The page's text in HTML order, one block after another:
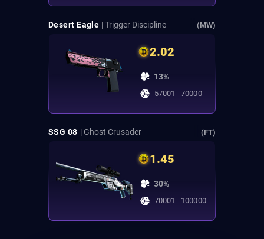
Desert Eagle | Trigger Discipline (MW)
2.02
13%
57001 - 70000
SSG 08 | Ghost Crusader (FT)
1.45
30%
70001 - 100000